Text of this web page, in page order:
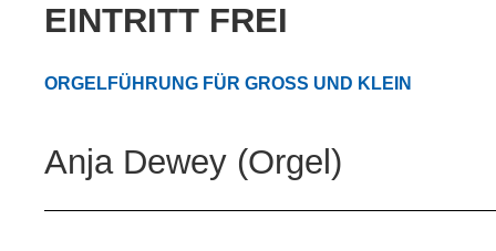
EINTRITT FREI
ORGELFÜHRUNG FÜR GROSS UND KLEIN
Anja Dewey (Orgel)